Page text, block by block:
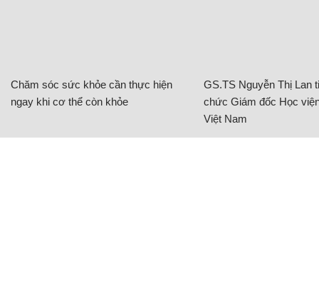
Chăm sóc sức khỏe cần thực hiện
ngay khi cơ thể còn khỏe
GS.TS Nguyễn Thị Lan
chức Giám đốc Học
Việt Nam